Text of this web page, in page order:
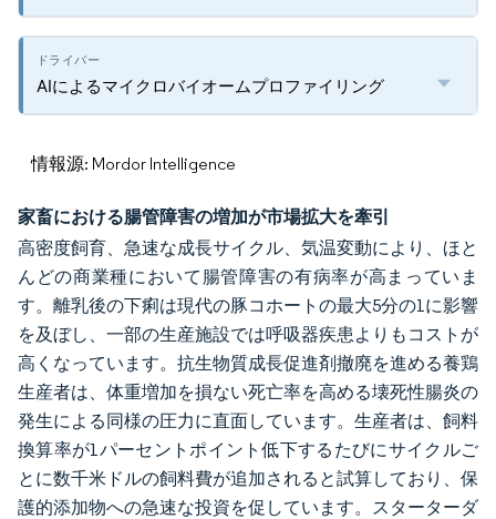
AIによるマイクロバイオームプロファイリング
情報源: Mordor Intelligence
家畜における腸管障害の増加が市場拡大を牽引
高密度飼育、急速な成長サイクル、気温変動により、ほと
んどの商業種において腸管障害の有病率が高まっていま
す。離乳後の下痢は現代の豚コホートの最大5分の1に影響
を及ぼし、一部の生産施設では呼吸器疾患よりもコストが
高くなっています。抗生物質成長促進剤撤廃を進める養鶏
生産者は、体重増加を損ない死亡率を高める壊死性腸炎の
発生による同様の圧力に直面しています。生産者は、飼料
換算率が1パーセントポイント低下するたびにサイクルご
とに数千米ドルの飼料費が追加されると試算しており、保
護的添加物への急速な投資を促しています。スターターダ